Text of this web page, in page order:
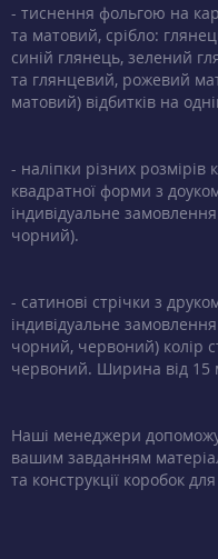
- тиснення фольгою на
та матовий, срібло:
синій глянець, зелений
та глянцевий, рожевий
матовий) відбитків на
- наліпки різних розмірів
квадратної форми з
індивідуальне
чорний).
- сатинові стрічки з
індивідуальне
чорний, червоний) колір
червоний. Ширина від 15
Наші менеджери
вашим завданням
та конструкції коробок